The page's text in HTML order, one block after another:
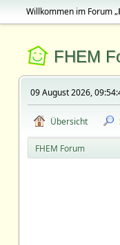
Willkommen im Forum „
FHEM
09 August 2026,
Übersicht
FHEM Forum